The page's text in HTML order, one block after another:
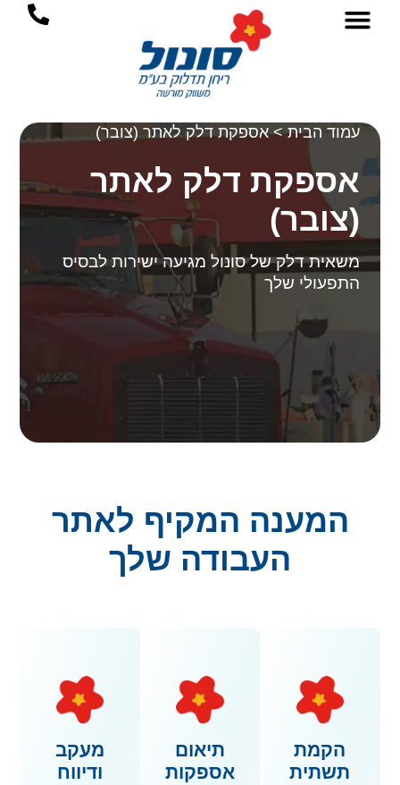
לתוכן
עמוד הבית>אספקת דלק לאתר (צובר)
אספקת דלק לאתר
(צובר)
משאית דלק של סונול מגיעה ישירות לבסיס
התפעולי שלך
המענה המקיף לאתר
העבודה שלך
הקמת
תשתית
תיאום
אספקות
מעקב
ודיווח